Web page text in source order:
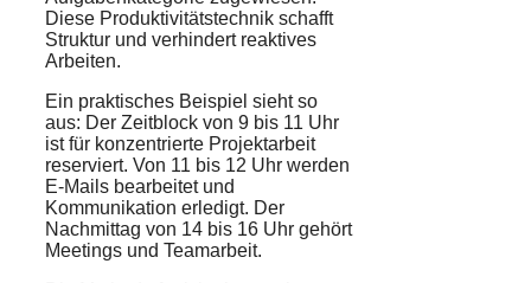
Diese Produktivitätstechnik schafft
Struktur und verhindert reaktives
Arbeiten.
Ein praktisches Beispiel sieht so
aus: Der Zeitblock von 9 bis 11 Uhr
ist für konzentrierte Projektarbeit
reserviert. Von 11 bis 12 Uhr werden
E-Mails bearbeitet und
Kommunikation erledigt. Der
Nachmittag von 14 bis 16 Uhr gehört
Meetings und Teamarbeit.